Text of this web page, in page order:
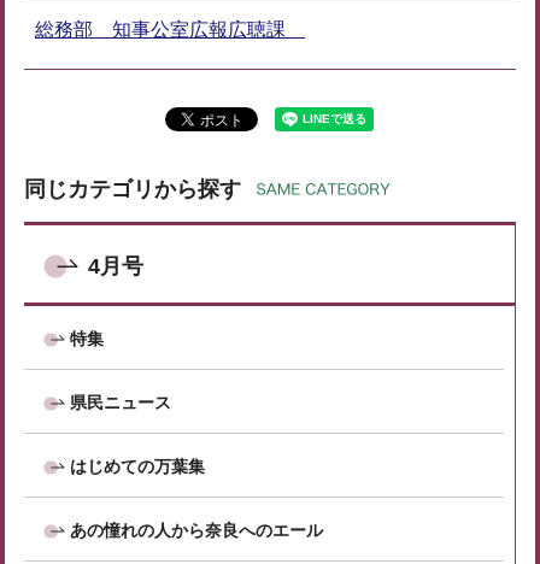
総務部 知事公室広報広聴課
同じカテゴリから探す
4月号
特集
県民ニュース
はじめての万葉集
あの憧れの人から奈良へのエール